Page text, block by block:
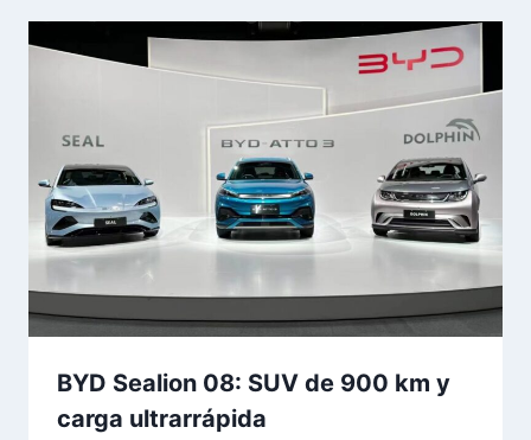
BYD Sealion 08: SUV de 900 km y
carga ultrarrápida